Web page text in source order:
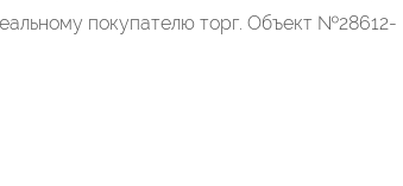
покупателю торг. Объект №28612-